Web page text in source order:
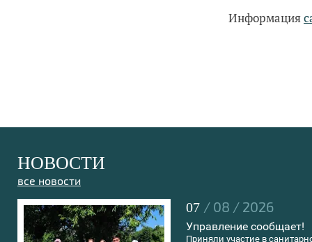
Информация
НОВОСТИ
все новости
07 / 08 / 2026
Управление сообщает!
Приняли участие в